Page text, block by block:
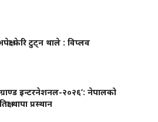
फेरि टुट्न थाले : विप्लव
ग्राण्ड इन्टरनेशनल-२०२६’: नेपालको
थापा प्रस्थान